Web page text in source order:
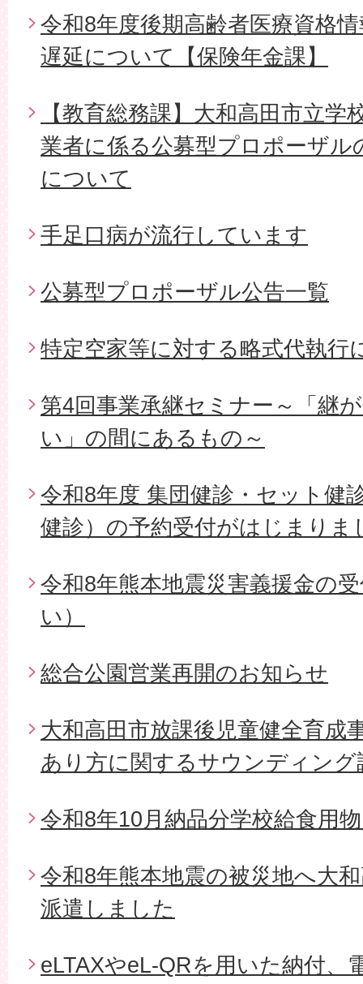
令和8年度後期高齢者医療資格
遅延について【保険年金課】
【教育総務課】大和高田市立学
業者に係る公募型プロポーザル
について
手足口病が流行しています
公募型プロポーザル公告一覧
特定空家等に対する略式代執行
第4回事業承継セミナー～「継
い」の間にあるもの～
令和8年度 集団健診・セット健
健診）の予約受付がはじまりま
令和8年熊本地震災害義援金の
い）
総合公園営業再開のお知らせ
大和高田市放課後児童健全育成
あり方に関するサウンディン
令和8年10月納品分学校給食用
令和8年熊本地震の被災地へ大
派遣しました
eLTAXやeL-QRを用いた納付、